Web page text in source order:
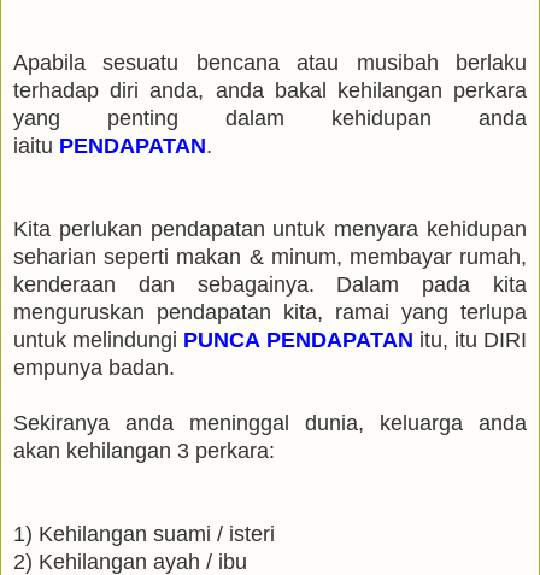
Apabila sesuatu bencana atau musibah berlaku
terhadap diri anda, anda bakal kehilangan perkara
yang penting dalam kehidupan anda
iaitu PENDAPATAN.
Kita perlukan pendapatan untuk menyara kehidupan
seharian seperti makan & minum, membayar rumah,
kenderaan dan sebagainya. Dalam pada kita
menguruskan pendapatan kita, ramai yang terlupa
untuk melindungi PUNCA PENDAPATAN itu, itu DIRI
empunya badan.
Sekiranya anda meninggal dunia, keluarga anda
akan kehilangan 3 perkara:
1) Kehilangan suami / isteri
2) Kehilangan ayah / ibu